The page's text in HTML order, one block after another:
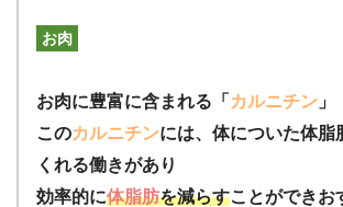
お肉
お肉に豊富に含まれる「 カルニチン 」
このカルニチンには、体についた体脂
くれる働きがあり
効率的に体脂肪を減らすことができお